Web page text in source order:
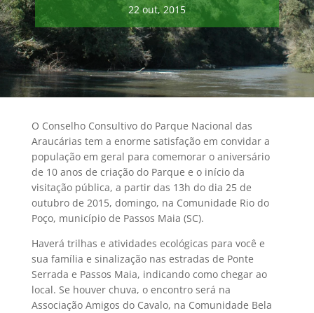
22 out, 2015
O Conselho Consultivo do Parque Nacional das
Araucárias tem a enorme satisfação em convidar a
população em geral para comemorar o aniversário
de 10 anos de criação do Parque e o início da
visitação pública, a partir das 13h do dia 25 de
outubro de 2015, domingo, na Comunidade Rio do
Poço, município de Passos Maia (SC).
Haverá trilhas e atividades ecológicas para você e
sua família e sinalização nas estradas de Ponte
Serrada e Passos Maia, indicando como chegar ao
local. Se houver chuva, o encontro será na
Associação Amigos do Cavalo, na Comunidade Bela